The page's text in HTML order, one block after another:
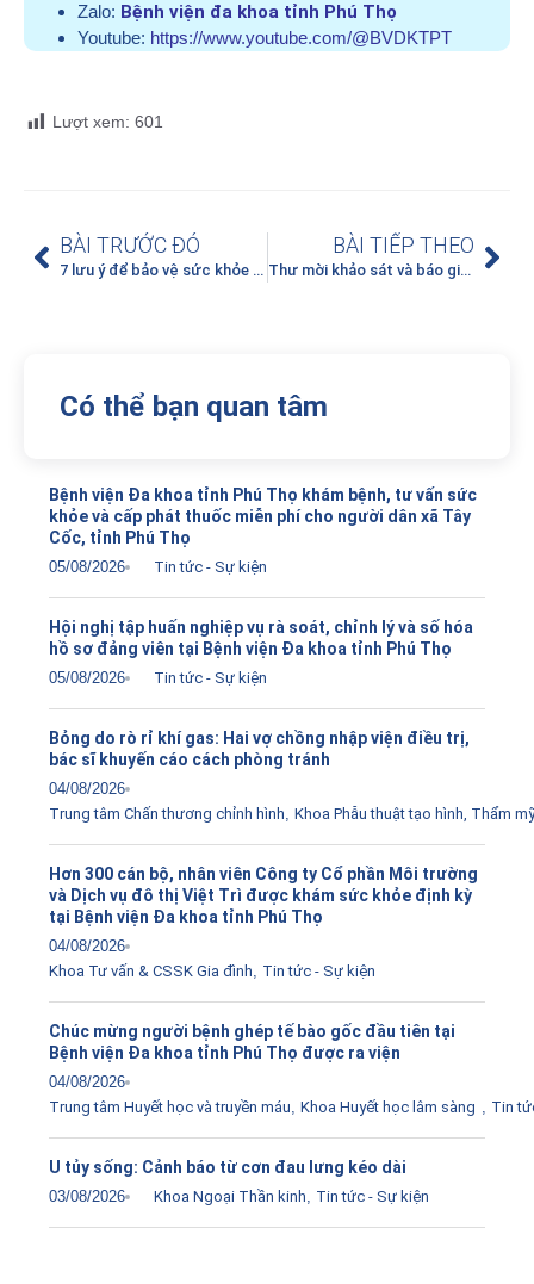
Zalo: Bệnh viện đa khoa tỉnh Phú Thọ
Youtube: https://www.youtube.com/@BVDKTPT
Lượt xem: 601
BÀI TRƯỚC ĐÓ
7 lưu ý để bảo vệ sức khỏe khi đi du lịch trong kỳ nghỉ lễ
BÀI TIẾP THEO
Thư mời khảo sát và báo giá thu mua tài sản thanh lý
Có thể bạn quan tâm
Bệnh viện Đa khoa tỉnh Phú Thọ khám bệnh, tư vấn sức
khỏe và cấp phát thuốc miễn phí cho người dân xã Tây
Cốc, tỉnh Phú Thọ
05/08/2026 Tin tức - Sự kiện
Hội nghị tập huấn nghiệp vụ rà soát, chỉnh lý và số hóa
hồ sơ đảng viên tại Bệnh viện Đa khoa tỉnh Phú Thọ
05/08/2026 Tin tức - Sự kiện
Bỏng do rò rỉ khí gas: Hai vợ chồng nhập viện điều trị,
bác sĩ khuyến cáo cách phòng tránh
04/08/2026
Trung tâm Chấn thương chỉnh hình Khoa Phẫu thuật tạo hình, Thẩm
Hơn 300 cán bộ, nhân viên Công ty Cổ phần Môi trường
và Dịch vụ đô thị Việt Trì được khám sức khỏe định kỳ
tại Bệnh viện Đa khoa tỉnh Phú Thọ
04/08/2026
Khoa Tư vấn & CSSK Gia đình
Tin tức - Sự kiện
Chúc mừng người bệnh ghép tế bào gốc đầu tiên tại
Bệnh viện Đa khoa tỉnh Phú Thọ được ra viện
04/08/2026
Trung tâm Huyết học và truyền máu Khoa Huyết học lâm sàng Tin
U tủy sống: Cảnh báo từ cơn đau lưng kéo dài
03/08/2026 Khoa Ngoại Thần kinh Tin tức - Sự kiện